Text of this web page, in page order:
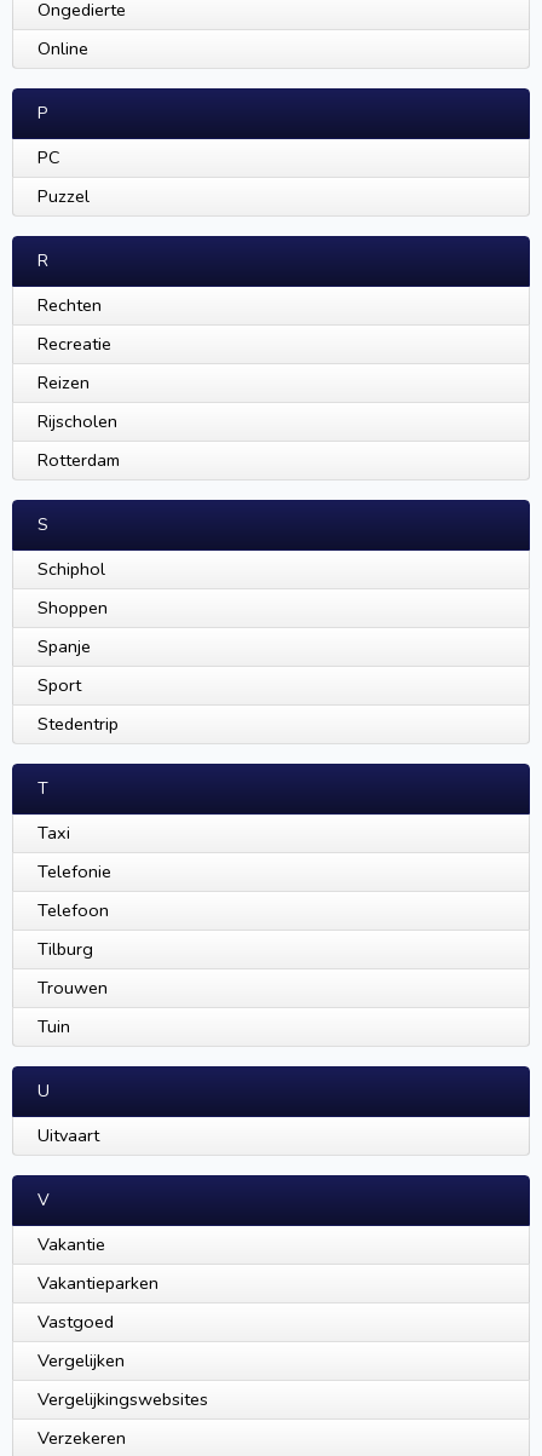
Ongedierte
Online
P
PC
Puzzel
R
Rechten
Recreatie
Reizen
Rijscholen
Rotterdam
S
Schiphol
Shoppen
Spanje
Sport
Stedentrip
T
Taxi
Telefonie
Telefoon
Tilburg
Trouwen
Tuin
U
Uitvaart
V
Vakantie
Vakantieparken
Vastgoed
Vergelijken
Vergelijkingswebsites
Verzekeren